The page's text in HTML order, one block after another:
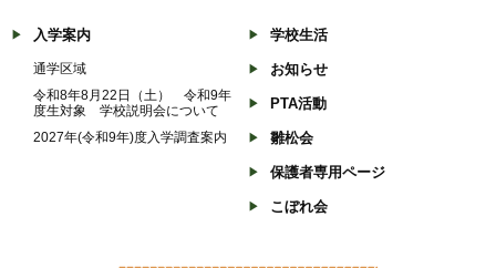
入学案内
通学区域
令和8年8月22日（土） 令和9年
度生対象 学校説明会について
2027年(令和9年)度入学調査案内
学校生活
お知らせ
PTA活動
雛松会
保護者専用ページ
こぼれ会